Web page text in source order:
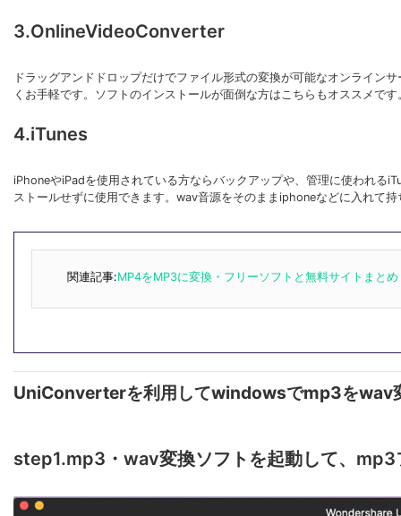
3.OnlineVideoConverter
ドラッグアンドドロップだけでファイル形式の変換が可能なオンライン
くお手軽です。ソフトのインストールが面倒な方はこちらもオススメです
4.iTunes
iPhoneやiPadを使用されている方ならバックアップや、管理に使われる
ストールせずに使用できます。wav音源をそのままiphoneなどに入れて
関連記事:MP4をMP3に変換・フリーソフトと無料サイトまとめ
UniConverterを利用してwindowsでmp3をwav
step1.mp3・wav変換ソフトを起動して、mp3